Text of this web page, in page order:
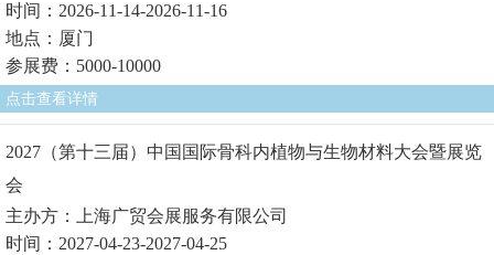
时间：2026-11-14-2026-11-16
地点：厦门
参展费：5000-10000
点击查看详情
2027（第十三届）中国国际骨科内植物与生物材料大会暨展览
会
主办方：上海广贸会展服务有限公司
时间：2027-04-23-2027-04-25